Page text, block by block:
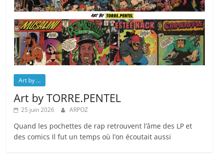
Art by ...
Art by TORRE.PENTEL
25 juin 2026 ARPOZ
Quand les pochettes de rap retrouvent l’âme des LP et
des comics Il fut un temps où l’on écoutait aussi